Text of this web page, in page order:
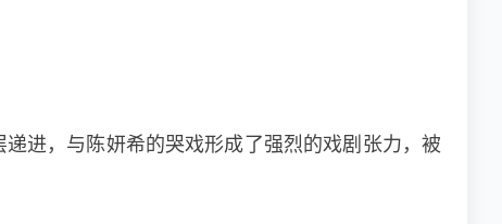
进，与陈妍希的哭戏形成了强烈的戏剧张力，被